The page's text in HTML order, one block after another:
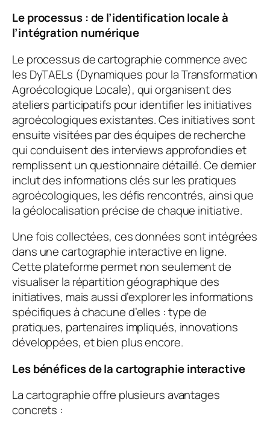
Le processus : de l’identification locale à
l’intégration numérique
Le processus de cartographie commence avec
les DyTAELs (Dynamiques pour la Transformation
Agroécologique Locale), qui organisent des
ateliers participatifs pour identifier les initiatives
agroécologiques existantes. Ces initiatives sont
ensuite visitées par des équipes de recherche
qui conduisent des interviews approfondies et
remplissent un questionnaire détaillé. Ce dernier
inclut des informations clés sur les pratiques
agroécologiques, les défis rencontrés, ainsi que
la géolocalisation précise de chaque initiative.
Une fois collectées, ces données sont intégrées
dans une cartographie interactive en ligne.
Cette plateforme permet non seulement de
visualiser la répartition géographique des
initiatives, mais aussi d’explorer les informations
spécifiques à chacune d’elles : type de
pratiques, partenaires impliqués, innovations
développées, et bien plus encore.
Les bénéfices de la cartographie interactive
La cartographie offre plusieurs avantages
concrets :